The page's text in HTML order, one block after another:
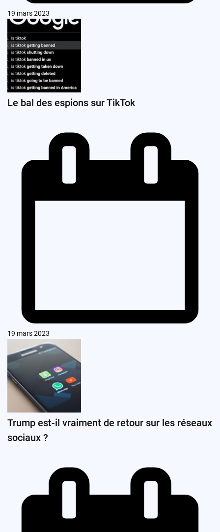
19 mars 2023
Le bal des espions sur TikTok
19 mars 2023
Trump est-il vraiment de retour sur les réseaux
sociaux ?